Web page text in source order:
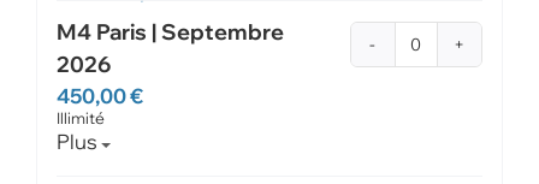
M4 Paris | Septembre
2026
450,00€
Illimité
Ouvrir la description du billet.
Plus
Quantité